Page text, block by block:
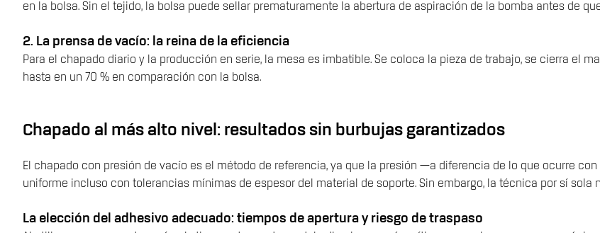
en la bolsa. Sin el tejido, la bolsa puede sellar prematuramente la abertura de aspiración de la bomba antes de
2. La prensa de vacío: la reina de la eficiencia
Para el chapado diario y la producción en serie, la mesa es imbatible. Se coloca la pieza de trabajo, se cierra el
hasta en un 70 % en comparación con la bolsa.
Chapado al más alto nivel: resultados sin burbujas garantizados
El chapado con presión de vacío es el método de referencia, ya que la presión —a diferencia de lo que ocurre
uniforme incluso con tolerancias mínimas de espesor del material de soporte. Sin embargo, la técnica por sí
La elección del adhesivo adecuado: tiempos de apertura y riesgo de traspaso